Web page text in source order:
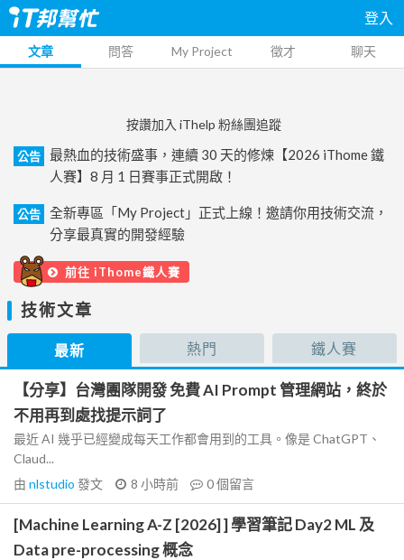
登入
文章 問答 My Project 徵才 聊天
按讚加入 iThelp 粉絲團追蹤
公告
最熱血的技術盛事，連續 30 天的修煉【2026 iThome 鐵
人賽】8 月 1 日賽事正式開啟！
公告
全新專區「My Project」正式上線！邀請你用技術交流，
分享最真實的開發經驗
前往 iThome鐵人賽
技術文章
最新 熱門 鐵人賽
【分享】台灣團隊開發 免費 AI Prompt 管理網站，終於
不用再到處找提示詞了
最近 AI 幾乎已經變成每天工作都會用到的工具。像是 ChatGPT、
Claud...
由 nlstudio 發文 8 小時前 0個留言
[Machine Learning A-Z [2026] ] 學習筆記 Day2 ML 及
Data pre-processing 概念